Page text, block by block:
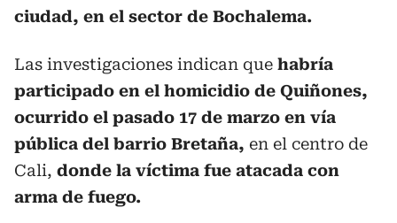
ciudad, en el sector de Bochalema.
Las investigaciones indican que habría
participado en el homicidio de Quiñones,
ocurrido el pasado 17 de marzo en vía
pública del barrio Bretaña, en el centro de
Cali, donde la víctima fue atacada con
arma de fuego.